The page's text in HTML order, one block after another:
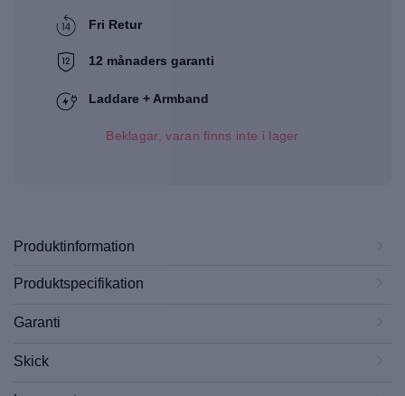
Fri Retur
12 månaders garanti
Laddare + Armband
Beklagar, varan finns inte i lager
Produktinformation
Produktspecifikation
Garanti
Skick